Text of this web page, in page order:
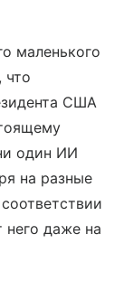
маленького
что
США
один ИИ
на разные
него даже на